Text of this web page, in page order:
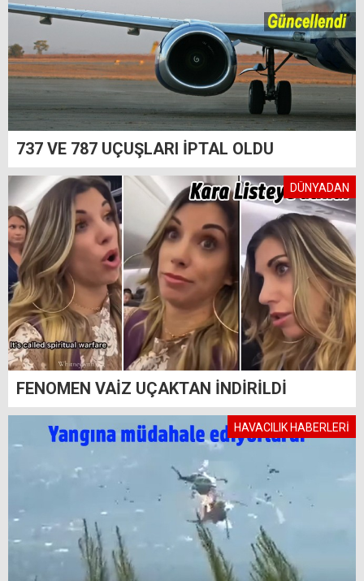
737 VE 787 UÇUŞLARI İPTAL OLDU
DÜNYADAN
FENOMEN VAİZ UÇAKTAN İNDİRİLDİ
HAVACILIK HABERLERİ